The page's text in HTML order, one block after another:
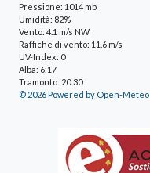
Pressione: 1014 mb
Umidità: 82%
Vento: 4.1 m/s NW
Raffiche di vento: 11.6 m/s
UV-Index: 0
Alba: 6:17
Tramonto: 20:30
© 2026 Powered by Open-Meteo